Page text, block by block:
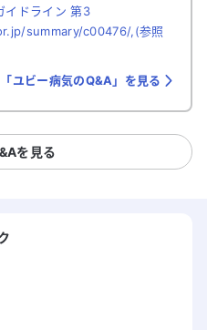
イドライン 第3
summary/c00476/,(参照
「ユビー病気のQ&A」を見る
を見る